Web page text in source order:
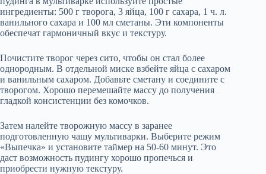
ингредиенты: 500 г творога, 3 яйца, 100 г сахара, 1 ч. л.
ванильного сахара и 100 мл сметаны. Эти компоненты
обеспечат гармоничный вкус и текстуру.
Почистите творог через сито, чтобы он стал более
однородным. В отдельной миске взбейте яйца с сахаром
и ванильным сахаром. Добавьте сметану и соедините с
творогом. Хорошо перемешайте массу до получения
гладкой консистенции без комочков.
Затем налейте творожную массу в заранее
подготовленную чашу мультиварки. Выберите режим
«Выпечка» и установите таймер на 50-60 минут. Это
даст возможность пудингу хорошо пропечься и
приобрести нужную текстуру.